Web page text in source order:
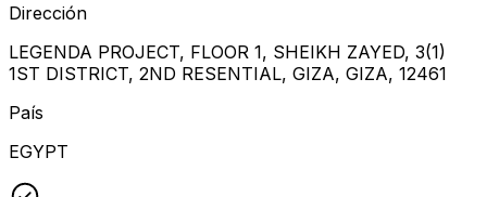
Dirección
LEGENDA PROJECT, FLOOR 1, SHEIKH ZAYED, 3(1)
1ST DISTRICT, 2ND RESENTIAL, GIZA, GIZA, 12461
País
EGYPT